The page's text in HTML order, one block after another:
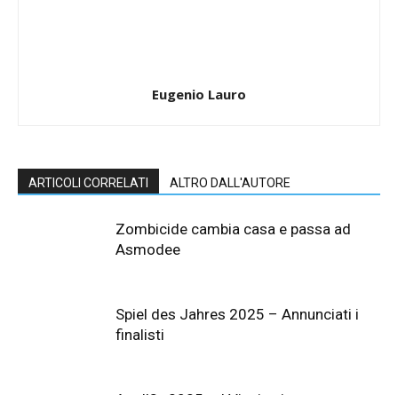
Eugenio Lauro
ARTICOLI CORRELATI ALTRO DALL'AUTORE
Zombicide cambia casa e passa ad
Asmodee
Spiel des Jahres 2025 – Annunciati i
finalisti